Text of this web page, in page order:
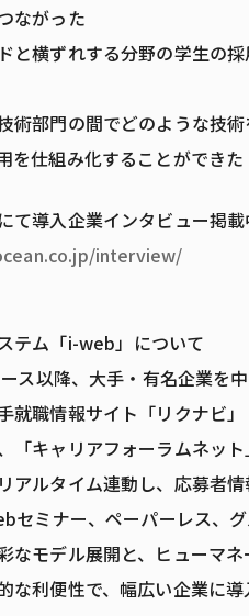
ながった
と横ずれする分野の学生の
術部門の間でどのような技
を仕組み化することができた
て導入企業インタビュー掲載
interview/
テム「i-web」について
ス以降、大手・有名企業を
就職情報サイト「リクナビ
「キャリアフォーラムネッ
アルタイム連動し、応募者
セミナー、ペーパーレス、
なモデル展開と、ヒューマ
な利便性で、幅広い企業に導